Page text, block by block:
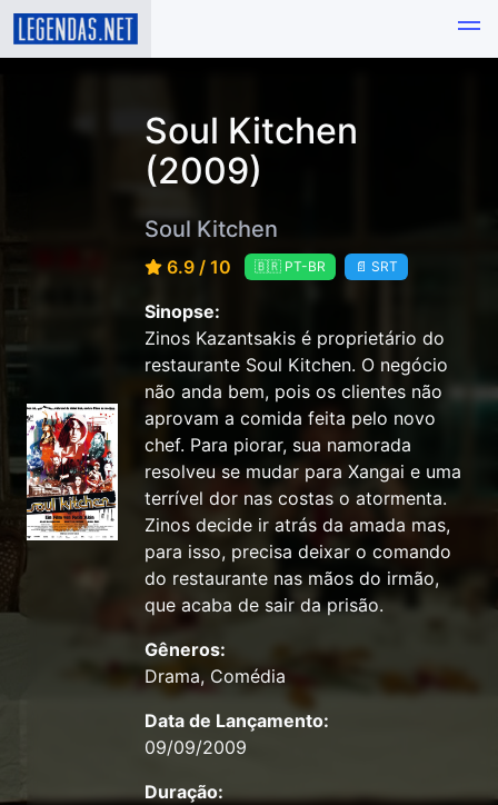
Soul Kitchen
(2009)
Soul Kitchen
6.9 / 10 🇧🇷 PT-BR 📄 SRT
Sinopse:
Zinos Kazantsakis é proprietário do
restaurante Soul Kitchen. O negócio
não anda bem, pois os clientes não
aprovam a comida feita pelo novo
chef. Para piorar, sua namorada
resolveu se mudar para Xangai e uma
terrível dor nas costas o atormenta.
Zinos decide ir atrás da amada mas,
para isso, precisa deixar o comando
do restaurante nas mãos do irmão,
que acaba de sair da prisão.
Gêneros:
Drama, Comédia
Data de Lançamento:
09/09/2009
Duração: